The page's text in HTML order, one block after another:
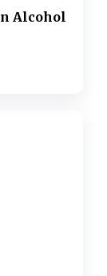
Alcohol